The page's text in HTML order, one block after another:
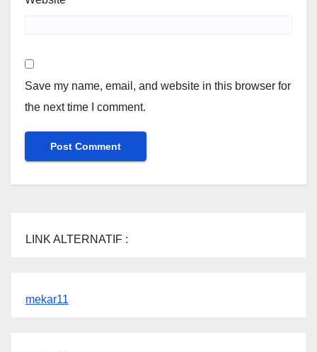
Save my name, email, and website in this browser for
the next time I comment.
LINK ALTERNATIF :
mekar11